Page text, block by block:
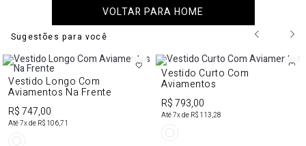
VOLTAR PARA HOME
Sugestões para você
Vestido Longo Com
Aviamentos Na Frente
R$ 747,00
Até7x de R$ 106,71
Vestido Curto Com
Aviamentos
R$ 793,00
Até7x de R$ 113,28